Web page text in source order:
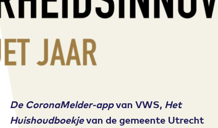
De CoronaMelder-appvan VWS, Het
Huishoudboekjevan de gemeente Utrecht